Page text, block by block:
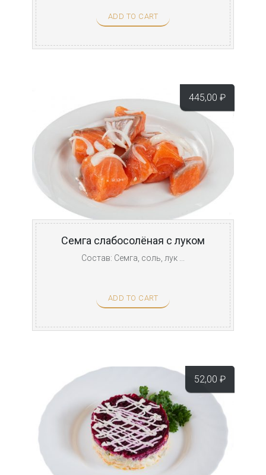
ADD TO CART
445,00 ₽
Семга слабосолёная с луком
Состав: Семга, соль, лук ...
ADD TO CART
52,00 ₽